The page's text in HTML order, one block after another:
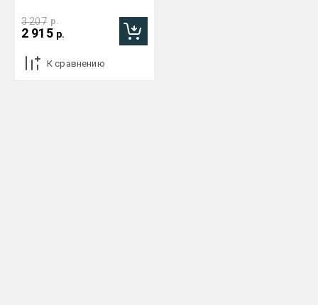
3 207 р.
2 915 р.
К сравнению